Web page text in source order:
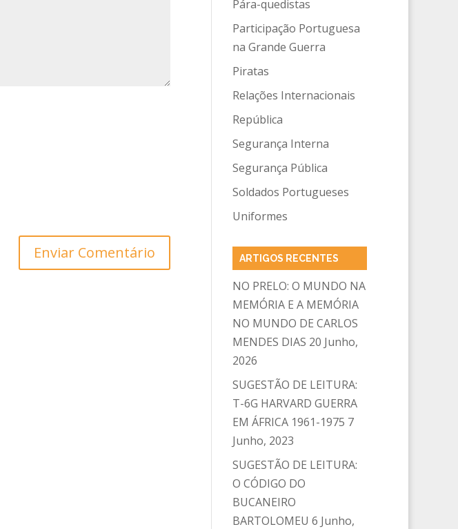
Pára-quedistas
Participação Portuguesa
na Grande Guerra
Piratas
Relações Internacionais
República
Segurança Interna
Segurança Pública
Soldados Portugueses
Uniformes
ARTIGOS RECENTES
NO PRELO: O MUNDO NA
MEMÓRIA E A MEMÓRIA
NO MUNDO DE CARLOS
MENDES DIAS 20 Junho,
2026
SUGESTÃO DE LEITURA:
T-6G HARVARD GUERRA
EM ÁFRICA 1961-1975 7
Junho, 2023
SUGESTÃO DE LEITURA:
O CÓDIGO DO
BUCANEIRO
BARTOLOMEU 6 Junho,